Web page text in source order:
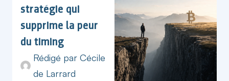
stratégie qui
supprime la peur
du timing
Rédigé parCécile
de Larrard